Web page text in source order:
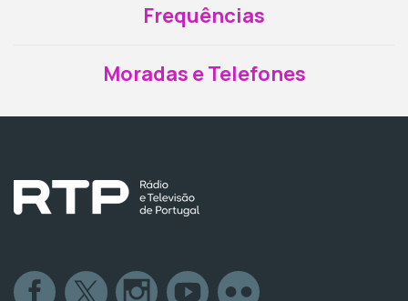
Frequências
Moradas e Telefones